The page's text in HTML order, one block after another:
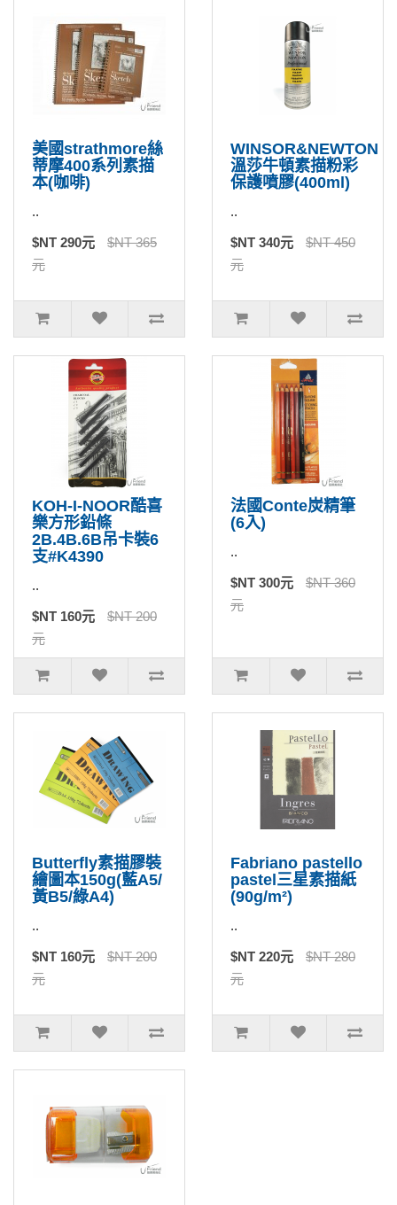
美國strathmore絲
蒂摩400系列素描
本(咖啡)
..
$NT 290元
$NT 365
元
WINSOR&NEWTON
溫莎牛頓素描粉彩
保護噴膠(400ml)
..
$NT 340元
$NT 450
元
KOH-I-NOOR酷喜
樂方形鉛條
2B.4B.6B吊卡裝6
支#K4390
..
$NT 160元
$NT 200
元
法國Conte炭精筆
(6入)
..
$NT 300元
$NT 360
元
Butterfly素描膠裝
繪圖本150g(藍A5/
黃B5/綠A4)
..
$NT 160元
$NT 200
元
Fabriano pastello
pastel三星素描紙
(90g/m²)
..
$NT 220元
$NT 280
元